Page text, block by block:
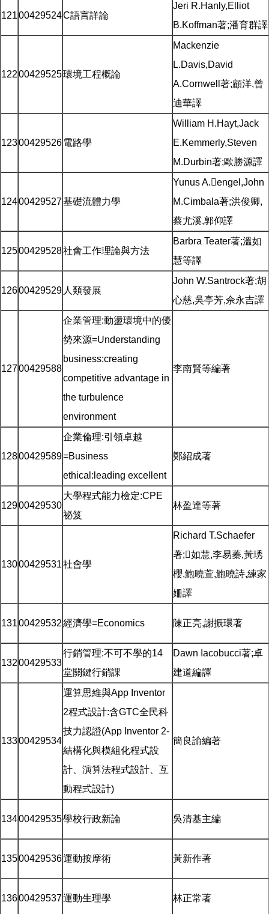
12100429524C語言詳論
Jeri R.Hanly,Elliot
B.Koffman著;潘育群譯
12200429525環境工程概論
Mackenzie
L.Davis,David
A.Cornwell著;顧洋,曾
迪華譯
12300429526電路學
William H.Hayt,Jack
E.Kemmerly,Steven
M.Durbin著;歐勝源譯
12400429527基礎流體力學
Yunus A.engel,John
M.Cimbala著;洪俊卿,
蔡尤溪,郭仰譯
12500429528社會工作理論與方法
Barbra Teater著;溫如
慧等譯
12600429529 人類發展
John W.Santrock著;胡
心慈,吳亭芳,佘永吉譯
12700429588
企業管理:動盪環境中的優
勢來源=Understanding
business:creating
competitive advantage in
the turbulence
environment
李南賢等編著
12800429589
企業倫理:引領卓越
=Business
ethical:leading excellent
鄭紹成著
12900429530
大學程式能力檢定:CPE
祕笈
林盈達等著
13000429531社會學
Richard T.Schaefer
著;如慧,李易蓁,黃琇
櫻,鮑曉萱,鮑曉詩,練家
姍譯
13100429532經濟學=Economics 陳正亮,謝振環著
13200429533
行銷管理:不可不學的14
堂關鍵行銷課
Dawn Iacobucci著;卓
建道編譯
13300429534
運算思維與App Inventor
2程式設計:含GTC全民科
技力認證(App Inventor 2-
結構化與模組化程式設
計、演算法程式設計、互
動程式設計)
簡良諭編著
13400429535學校行政新論 吳清基主編
13500429536運動按摩術 黃新作著
13600429537運動生理學 林正常著